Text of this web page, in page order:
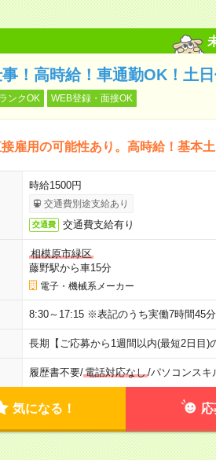
！高時給！車通勤OK！土
ンクOK WEB登録・面接OK
雇用の可能性あり。高時給！基本
時給1500円
交通費別途支給あり
交通費 交通費支給有り
相模原市緑区
藤野駅から車15分
電子・機械系メーカー
8:30～17:15 ※表記のうち実働7時間45分
長期【ご応募から1週間以内(最短2日目)
履歴書不要/電話対応なし/パソコンスキ
気になる！